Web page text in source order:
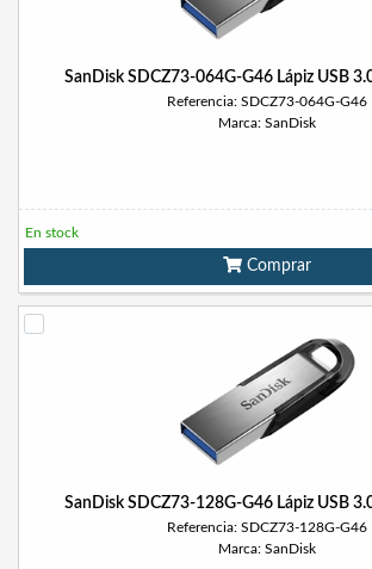
SanDisk SDCZ73-064G-G46 Lápiz USB
Referencia: SDCZ73-064G-G46
Marca: SanDisk
En stock
Comprar
SanDisk SDCZ73-128G-G46 Lápiz USB
Referencia: SDCZ73-128G-G46
Marca: SanDisk